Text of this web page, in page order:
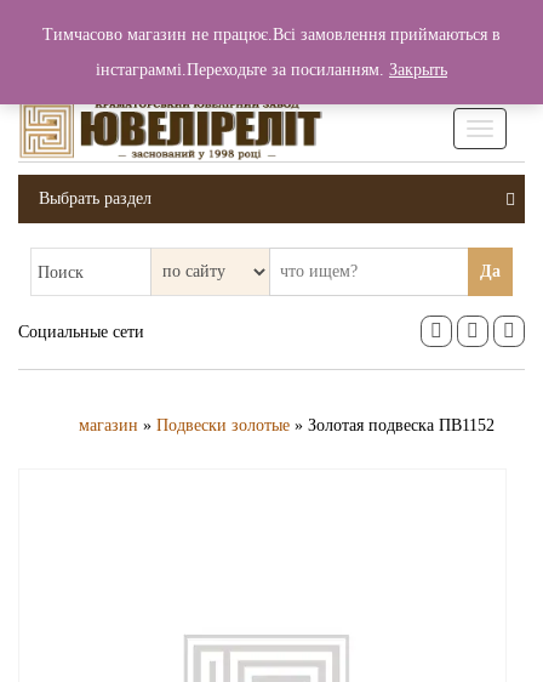
Вход / Регистрация 0 грн.
Выбрать раздел
Поиск Да
Социальные сети
магазин » Подвески золотые » Золотая подвеска ПВ1152
Тимчасово магазин не працює.Всі замовлення приймаються в
інстаграммі.Переходьте за посиланням. Закрыть